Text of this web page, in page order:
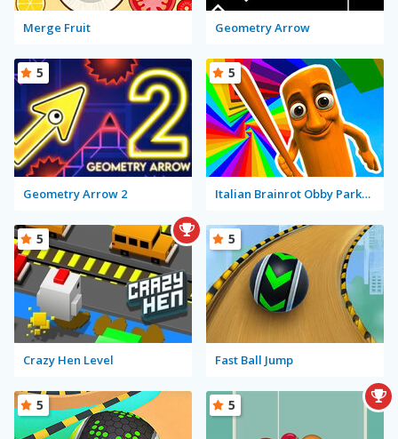
Merge Fruit Geometry Arrow
Geometry Arrow 2
5
Italian Brainrot Obby Parkour
5
Crazy Hen Level
5
Fast Ball Jump
5
5 5